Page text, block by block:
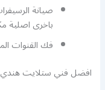
صيانة
باخرى اصلية
فك القنوات
افضل فني ستلايت هندي